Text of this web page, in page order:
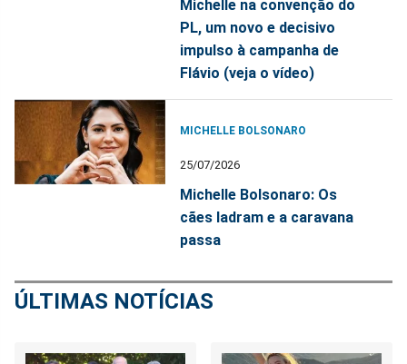
Michelle na convenção do
PL, um novo e decisivo
impulso à campanha de
Flávio (veja o vídeo)
MICHELLE BOLSONARO
25/07/2026
Michelle Bolsonaro: Os
cães ladram e a caravana
passa
ÚLTIMAS NOTÍCIAS